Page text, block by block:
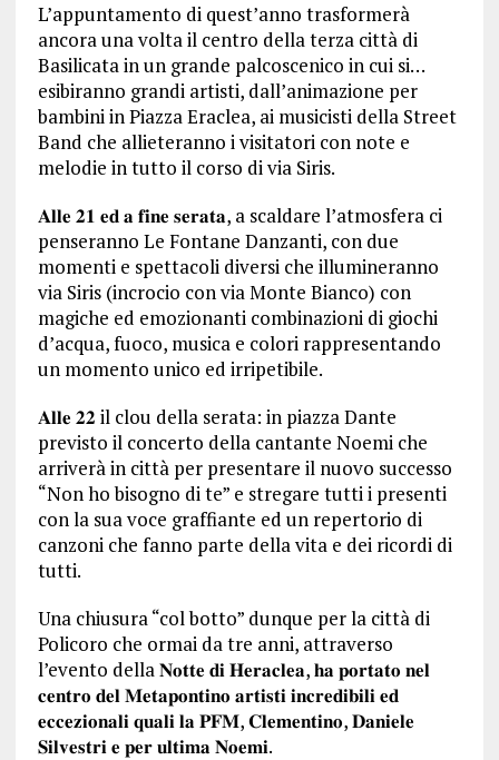
L’appuntamento di quest’anno trasformerà
ancora una volta il centro della terza città di
Basilicata in un grande palcoscenico in cui si…
esibiranno grandi artisti, dall’animazione per
bambini in Piazza Eraclea, ai musicisti della Street
Band che allieteranno i visitatori con note e
melodie in tutto il corso di via Siris.
𝐀𝐥𝐥𝐞 𝟐𝟏 𝐞𝐝 𝐚 𝐟𝐢𝐧𝐞 𝐬𝐞𝐫𝐚𝐭𝐚, a scaldare l’atmosfera ci
penseranno Le Fontane Danzanti, con due
momenti e spettacoli diversi che illumineranno
via Siris (incrocio con via Monte Bianco) con
magiche ed emozionanti combinazioni di giochi
d’acqua, fuoco, musica e colori rappresentando
un momento unico ed irripetibile.
𝐀𝐥𝐥𝐞 𝟐𝟐 il clou della serata: in piazza Dante
previsto il concerto della cantante Noemi che
arriverà in città per presentare il nuovo successo
“Non ho bisogno di te” e stregare tutti i presenti
con la sua voce graffiante ed un repertorio di
canzoni che fanno parte della vita e dei ricordi di
tutti.
Una chiusura “col botto” dunque per la città di
Policoro che ormai da tre anni, attraverso
l’evento della 𝐍𝐨𝐭𝐭𝐞 𝐝𝐢 𝐇𝐞𝐫𝐚𝐜𝐥𝐞𝐚, 𝐡𝐚 𝐩𝐨𝐫𝐭𝐚𝐭𝐨 𝐧𝐞𝐥
𝐜𝐞𝐧𝐭𝐫𝐨 𝐝𝐞𝐥 𝐌𝐞𝐭𝐚𝐩𝐨𝐧𝐭𝐢𝐧𝐨 𝐚𝐫𝐭𝐢𝐬𝐭𝐢 𝐢𝐧𝐜𝐫𝐞𝐝𝐢𝐛𝐢𝐥𝐢 𝐞𝐝
𝐞𝐜𝐜𝐞𝐳𝐢𝐨𝐧𝐚𝐥𝐢 𝐪𝐮𝐚𝐥𝐢 𝐥𝐚 𝐏𝐅𝐌, 𝐂𝐥𝐞𝐦𝐞𝐧𝐭𝐢𝐧𝐨, 𝐃𝐚𝐧𝐢𝐞𝐥𝐞
𝐒𝐢𝐥𝐯𝐞𝐬𝐭𝐫𝐢 𝐞 𝐩𝐞𝐫 𝐮𝐥𝐭𝐢𝐦𝐚 𝐍𝐨𝐞𝐦𝐢.